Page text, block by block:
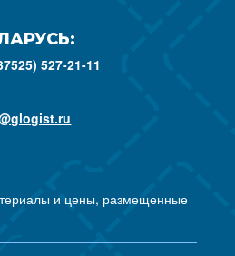
527-21-11
и цены, размещенные